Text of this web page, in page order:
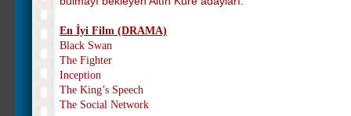
En İyi Film (DRAMA)
Black Swan
The Fighter
Inception
The King’s Speech
The Social Network